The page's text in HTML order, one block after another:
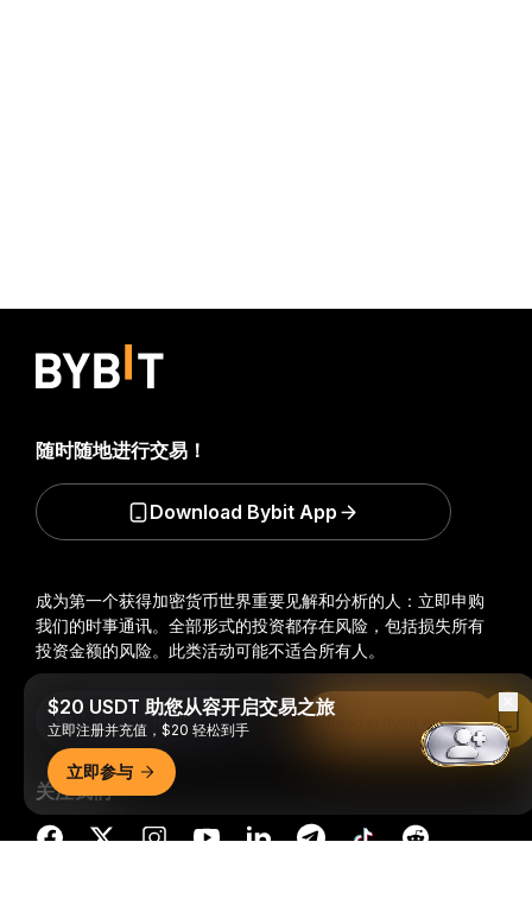
成为第一个获得加密货币世界重要见解和分析的人：立即申购
我们的时事通讯。 全部形式的投资都存在风险，包括损失所有
投资金额的风险。此类活动可能不适合所有人。
关注我们
随时随地进行交易！
Download Bybit App
$20 USDT 助您从容开启交易之旅
立即注册并充值，$20 轻松到手
立即参与
Read in Bybit App